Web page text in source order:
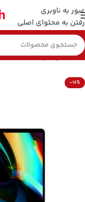
عبور به ناوبری
رفتن به محتوای اصلی
خانه لپ تاپ
-16%